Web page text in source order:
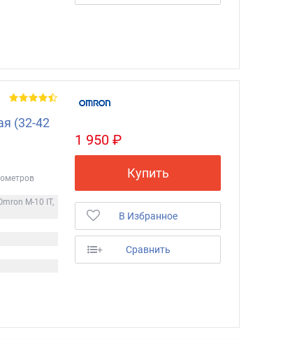
(32-42
M-10 IT,
1 950 ₽
Купить
В Избранное
+ Сравнить